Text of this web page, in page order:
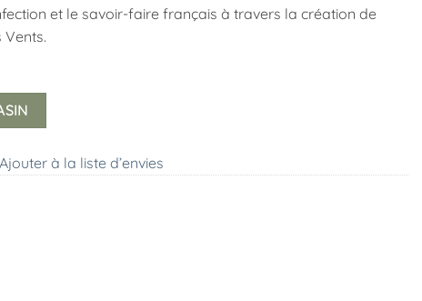
et le savoir-faire français à travers la création de
Ajouter à la liste d’envies